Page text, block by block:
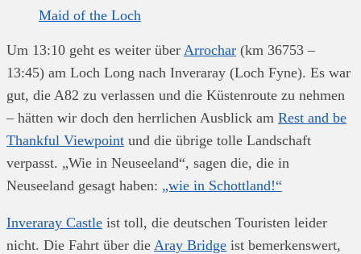
Maid of the Loch
Um 13:10 geht es weiter über Arrochar (km 36753 –
13:45) am Loch Long nach Inveraray (Loch Fyne). Es war
gut, die A82 zu verlassen und die Küstenroute zu nehmen
– hätten wir doch den herrlichen Ausblick am Rest and be
Thankful Viewpoint und die übrige tolle Landschaft
verpasst. „Wie in Neuseeland“, sagen die, die in
Neuseeland gesagt haben: „wie in Schottland!“
Inveraray Castle ist toll, die deutschen Touristen leider
nicht. Die Fahrt über die Aray Bridge ist bemerkenswert,